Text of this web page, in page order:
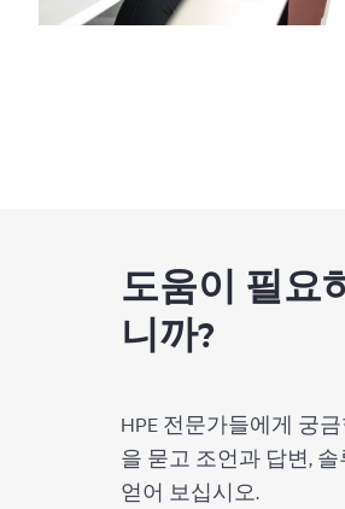
도움이 필요
니까?
HPE 전문가들에게 궁
을 묻고 조언과 답변,
얻어 보십시오.